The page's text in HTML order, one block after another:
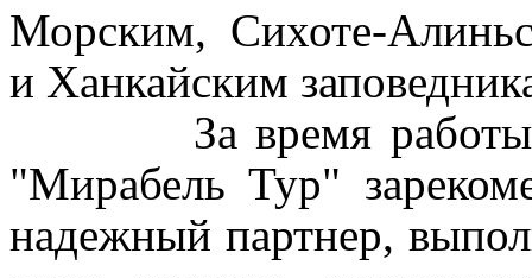
Морским, Сихоте-
и Ханкайским
За время
"Мирабель Тур"
надежный партнер,